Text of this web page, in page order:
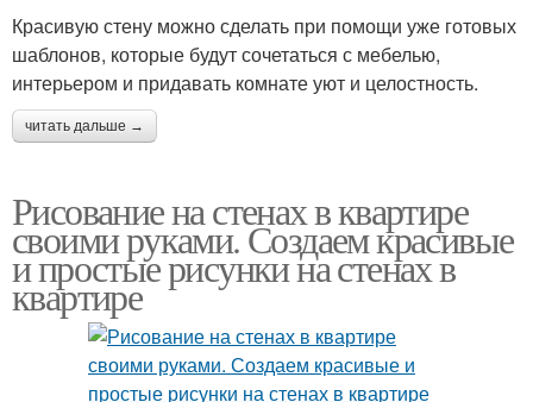
Красивую стену можно сделать при помощи уже готовых
шаблонов, которые будут сочетаться с мебелью,
интерьером и придавать комнате уют и целостность.
читать дальше →
Рисование на стенах в квартире
своими руками. Создаем красивые
и простые рисунки на стенах в
квартире